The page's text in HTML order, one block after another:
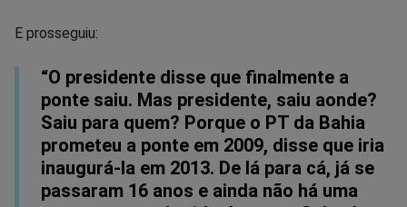
E prosseguiu:
“O presidente disse que finalmente a
ponte saiu. Mas presidente, saiu aonde?
Saiu para quem? Porque o PT da Bahia
prometeu a ponte em 2009, disse que iria
inaugurá-la em 2013. De lá para cá, já se
passaram 16 anos e ainda não há uma